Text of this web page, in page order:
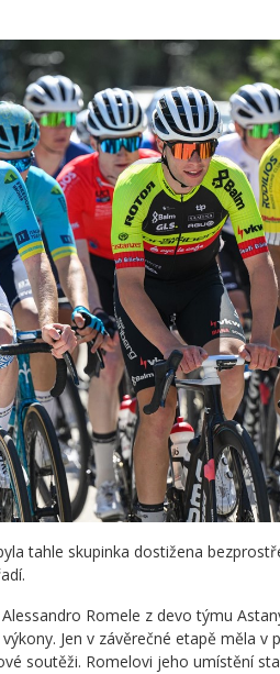
tahle skupinka dostižena
Romele z devo týmu
Jen v závěrečné etapě měla v
soutěži. Romelovi jeho umístění